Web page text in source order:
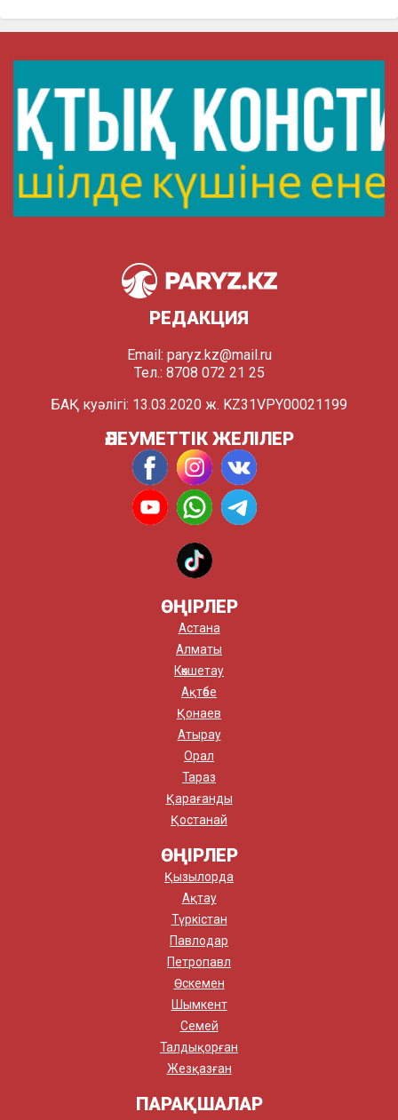
РЕДАКЦИЯ
Email: paryz.kz@mail.ru
Тел.: 8708 072 21 25
БАҚ куәлігі: 13.03.2020 ж. KZ31VPY00021199
ӘЛЕУМЕТТІК ЖЕЛІЛЕР
ӨҢІРЛЕР
Астана
Алматы
Көкшетау
Ақтөбе
Қонаев
Атырау
Орал
Тараз
Қарағанды
Қостанай
ӨҢІРЛЕР
Қызылорда
Ақтау
Түркістан
Павлодар
Петропавл
Өскемен
Шымкент
Семей
Талдықорған
Жезқазған
ПАРАҚШАЛАР